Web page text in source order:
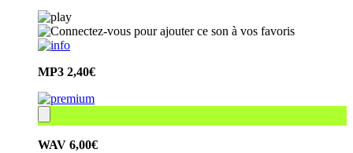
MP3 2,40€
WAV 6,00€